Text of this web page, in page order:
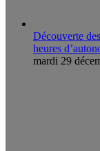
Découverte
heures
mardi 29